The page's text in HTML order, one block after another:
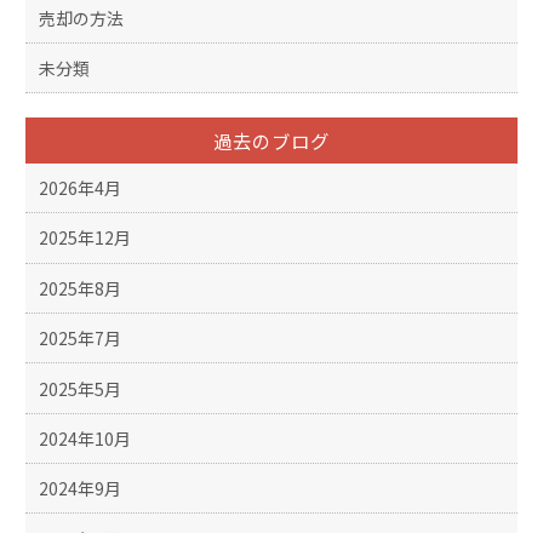
売却の方法
未分類
過去のブログ
2026年4月
2025年12月
2025年8月
2025年7月
2025年5月
2024年10月
2024年9月